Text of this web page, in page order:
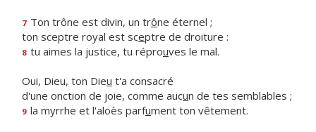
7 Ton trône est divin, un trône éternel ;
ton sceptre royal est sceptre de droiture :
8 tu aimes la justice, tu réprouves le mal.
Oui, Dieu, ton Dieu t'a consacré
d'une onction de joie, comme aucun de tes semblables ;
9 la myrrhe et l'aloès parfument ton vêtement.